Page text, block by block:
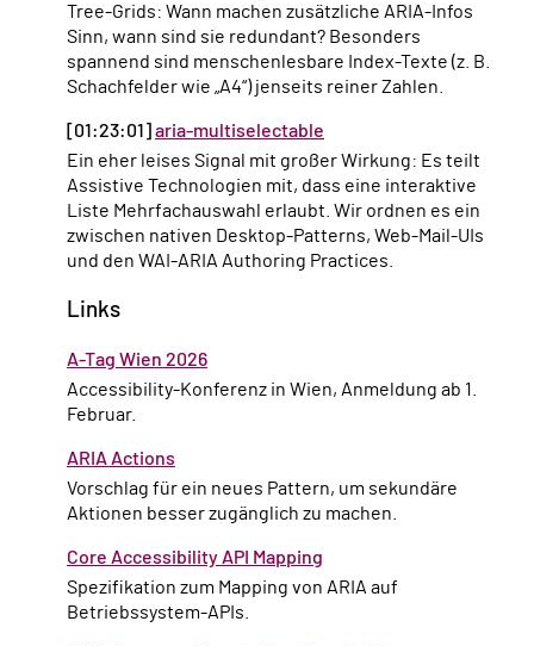
Tree-Grids: Wann machen zusätzliche ARIA-Infos
Sinn, wann sind sie redundant? Besonders
spannend sind menschenlesbare Index-Texte (z. B.
Schachfelder wie „A4“) jenseits reiner Zahlen.
[01:23:01] aria-multiselectable
Ein eher leises Signal mit großer Wirkung: Es teilt
Assistive Technologien mit, dass eine interaktive
Liste Mehrfachauswahl erlaubt. Wir ordnen es ein
zwischen nativen Desktop-Patterns, Web-Mail-UIs
und den WAI-ARIA Authoring Practices.
Links
A-Tag Wien 2026
Accessibility-Konferenz in Wien, Anmeldung ab 1.
Februar.
ARIA Actions
Vorschlag für ein neues Pattern, um sekundäre
Aktionen besser zugänglich zu machen.
Core Accessibility API Mapping
Spezifikation zum Mapping von ARIA auf
Betriebssystem-APIs.